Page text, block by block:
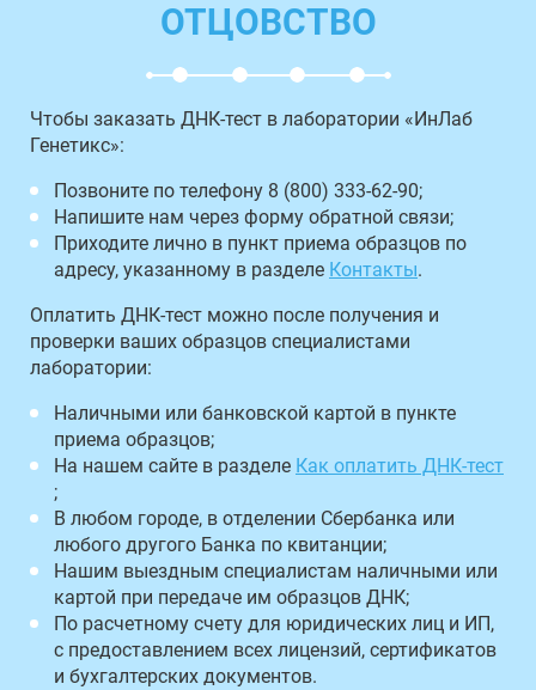
ОТЦОВСТВО
Чтобы заказать ДНК-тест в лаборатории «ИнЛаб
Генетикс»:
Позвоните по телефону 8 (800) 333-62-90;
Напишите нам через форму обратной связи;
Приходите лично в пункт приема образцов по
адресу, указанному в разделе Контакты.
Оплатить ДНК-тест можно после получения и
проверки ваших образцов специалистами
лаборатории:
Наличными или банковской картой в пункте
приема образцов;
На нашем сайте в разделе Как оплатить ДНК-тест
;
В любом городе, в отделении Сбербанка или
любого другого Банка по квитанции;
Нашим выездным специалистам наличными или
картой при передаче им образцов ДНК;
По расчетному счету для юридических лиц и ИП,
с предоставлением всех лицензий, сертификатов
и бухгалтерских документов.